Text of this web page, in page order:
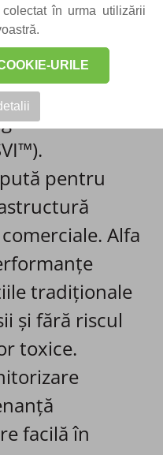
în urma utilizării
URILE
distribuție
A / 24 kV –
de medie
pur și
de
pentru
Alfa
tradiționale
și fără riscul
toxice.
facilă în